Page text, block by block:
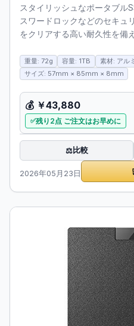
スタイリッシュなポータブル
スワードロックなどのセキュ
をクリアする高い耐久性を備
重量: 72g 容量: 1TB
素材: アル
サイズ: 57mm × 85mm × 8mm
💰 ￥43,880
残り2点 ご注文はお早めに
⚖️比較
2026年05月23日